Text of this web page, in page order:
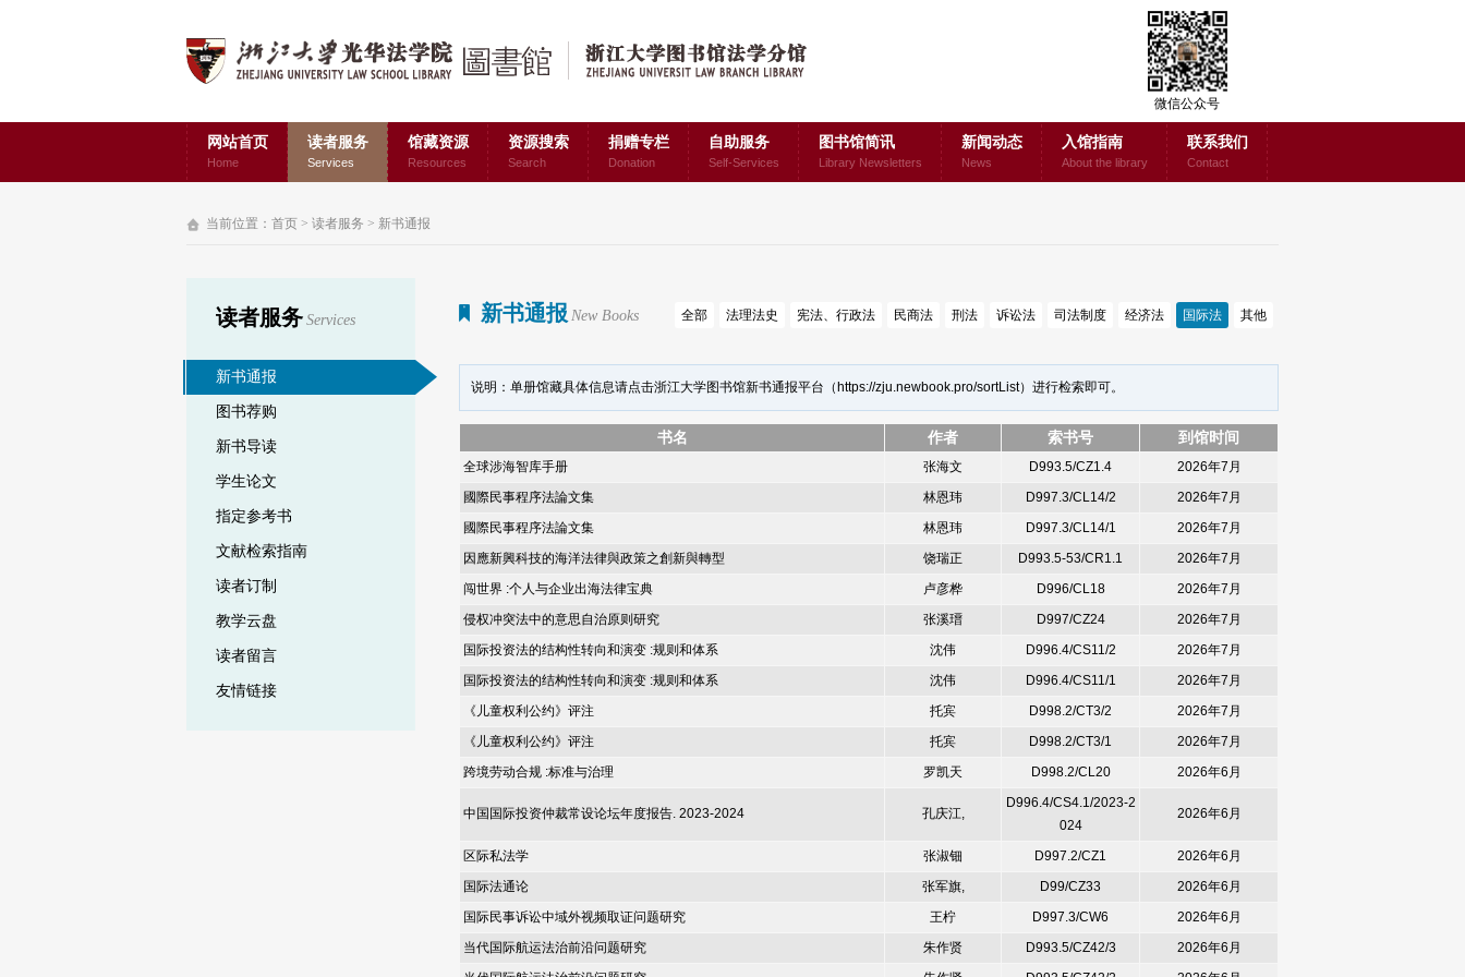
微信公众号
网站首页
Home
读者服务
Services
馆藏资源
Resources
资源搜索
Search
捐赠专栏
Donation
自助服务
Self-Services
图书馆简讯
Library Newsletters
新闻动态
News
入馆指南
About the library
联系我们
Contact
当前位置： 首页 > 读者服务 > 新书通报
读者服务 Services
新书通报
图书荐购
新书导读
学生论文
指定参考书
文献检索指南
读者订制
教学云盘
读者留言
友情链接
新书通报 New Books 全部 法理法史 宪法、行政法 民商法 刑法 诉讼法 司法制度 经济法 国际法 其他
说明：单册馆藏具体信息请点击浙江大学图书馆新书通报平台（ https://zju.newbook.pro/sortList）进行检索即可。
书名 作者 索书号 到馆时间
全球涉海智库手册 张海文 D993.5/CZ1.4
2026年7月
國際民事程序法論文集
林恩玮 D997.3/CL14/2
2026年7月
國際民事程序法論文集
林恩玮 D997.3/CL14/1
2026年7月
因應新興科技的海洋法律與政策之創新與轉型
饶瑞正 D993.5-53/CR1.1
2026年7月
闯世界 :个人与企业出海法律宝典
卢彦桦 D996/CL18
2026年7月
侵权冲突法中的意思自治原则研究
张溪瑨 D997/CZ24
2026年7月
国际投资法的结构性转向和演变 :规则和体系
沈伟 D996.4/CS11/2
2026年7月
国际投资法的结构性转向和演变 :规则和体系
沈伟 D996.4/CS11/1
2026年7月
《儿童权利公约》评注
托宾 D998.2/CT3/2
2026年7月
《儿童权利公约》评注
托宾 D998.2/CT3/1
2026年7月
跨境劳动合规 :标准与治理
罗凯天 D998.2/CL20 2026年6月
中国国际投资仲裁常设论坛年度报告. 2023-2024 孔庆江,
D996.4/CS4.1/2023-2
024
2026年6月
区际私法学 张淑钿 D997.2/CZ1
2026年6月
国际法通论
张军旗, D99/CZ33
2026年6月
国际民事诉讼中域外视频取证问题研究
王柠 D997.3/CW6
2026年6月
当代国际航运法治前沿问题研究
朱作贤 D993.5/CZ42/3
2026年6月